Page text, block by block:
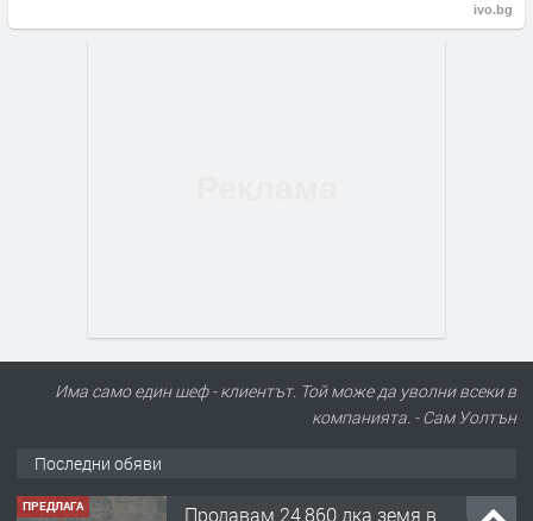
ivo.bg
Има само един шеф - клиентът. Той може да уволни всеки в
компанията. - Сам Уолтън
Последни обяви
ПРЕДЛАГА
Продавам 24,860 дка земя в